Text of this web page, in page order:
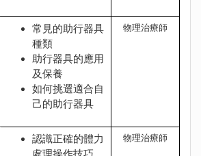
常見的助行器具
種類
助行器具的應用
及保養
如何挑選適合自
己的助行器具
物理治療師
認識正確的體力
處理操作技巧
物理治療師